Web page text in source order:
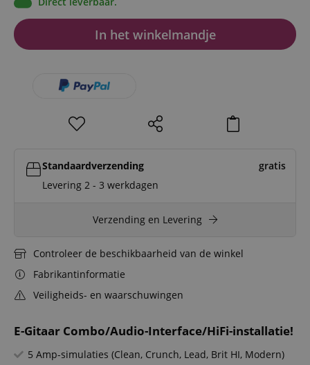
E-Gitaar Combo/Audio-Interface/HiFi-installatie!
5 Amp-simulaties (Clean, Crunch, Lead, Brit HI, Modern)
In het winkelmandje
Standaardverzending
gratis
Levering 2 - 3 werkdagen
Verzending en Levering
Controleer de beschikbaarheid van de winkel
Fabrikantinformatie
Veiligheids- en waarschuwingen